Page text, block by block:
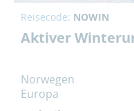
Reisecode: NOWIN
Aktiver
Norwegen
Europa